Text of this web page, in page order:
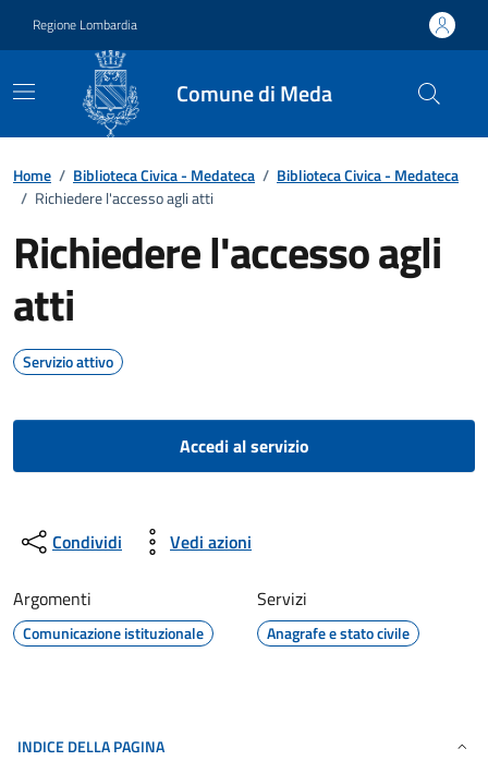
Regione Lombardia
Comune di Meda
Home / Biblioteca Civica - Medateca / Biblioteca Civica - Medateca
/ Richiedere l'accesso agli atti
Richiedere l'accesso agli
atti
Servizio attivo
Accedi al servizio
Condividi Vedi azioni
Argomenti
Comunicazione istituzionale
Servizi
Anagrafe e stato civile
INDICE DELLA PAGINA